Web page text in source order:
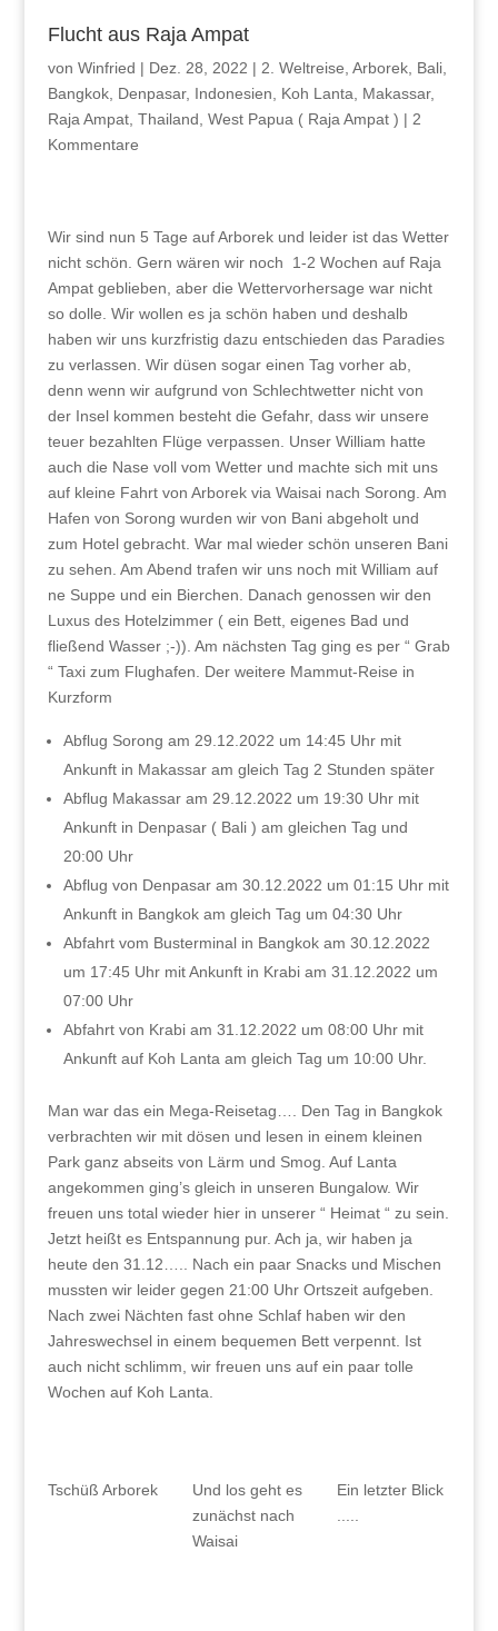
Flucht aus Raja Ampat
von Winfried | Dez. 28, 2022 | 2. Weltreise Arborek, Bali,
Bangkok, Denpasar, Indonesien Koh Lanta Makassar,
Raja Ampat, Thailand West Papua ( Raja Ampat ) | 2
Kommentare
Wir sind nun 5 Tage auf Arborek und leider ist das Wetter
nicht schön. Gern wären wir noch 1-2 Wochen auf Raja
Ampat geblieben, aber die Wettervorhersage war nicht
so dolle. Wir wollen es ja schön haben und deshalb
haben wir uns kurzfristig dazu entschieden das Paradies
zu verlassen. Wir düsen sogar einen Tag vorher ab,
denn wenn wir aufgrund von Schlechtwetter nicht von
der Insel kommen besteht die Gefahr, dass wir unsere
teuer bezahlten Flüge verpassen. Unser William hatte
auch die Nase voll vom Wetter und machte sich mit uns
auf kleine Fahrt von Arborek via Waisai nach Sorong. Am
Hafen von Sorong wurden wir von Bani abgeholt und
zum Hotel gebracht. War mal wieder schön unseren Bani
zu sehen. Am Abend trafen wir uns noch mit William auf
ne Suppe und ein Bierchen. Danach genossen wir den
Luxus des Hotelzimmer ( ein Bett, eigenes Bad und
fließend Wasser ;-)). Am nächsten Tag ging es per “ Grab
“ Taxi zum Flughafen. Der weitere Mammut-Reise in
Kurzform
Abflug Sorong am 29.12.2022 um 14:45 Uhr mit
Ankunft in Makassar am gleich Tag 2 Stunden später
Abflug Makassar am 29.12.2022 um 19:30 Uhr mit
Ankunft in Denpasar ( Bali ) am gleichen Tag und
20:00 Uhr
Abflug von Denpasar am 30.12.2022 um 01:15 Uhr mit
Ankunft in Bangkok am gleich Tag um 04:30 Uhr
Abfahrt vom Busterminal in Bangkok am 30.12.2022
um 17:45 Uhr mit Ankunft in Krabi am 31.12.2022 um
07:00 Uhr
Abfahrt von Krabi am 31.12.2022 um 08:00 Uhr mit
Ankunft auf Koh Lanta am gleich Tag um 10:00 Uhr.
Man war das ein Mega-Reisetag…. Den Tag in Bangkok
verbrachten wir mit dösen und lesen in einem kleinen
Park ganz abseits von Lärm und Smog. Auf Lanta
angekommen ging’s gleich in unseren Bungalow. Wir
freuen uns total wieder hier in unserer “ Heimat “ zu sein.
Jetzt heißt es Entspannung pur. Ach ja, wir haben ja
heute den 31.12….. Nach ein paar Snacks und Mischen
mussten wir leider gegen 21:00 Uhr Ortszeit aufgeben.
Nach zwei Nächten fast ohne Schlaf haben wir den
Jahreswechsel in einem bequemen Bett verpennt. Ist
auch nicht schlimm, wir freuen uns auf ein paar tolle
Wochen auf Koh Lanta.
Tschüß Arborek
Und los geht es
zunächst nach
Waisai
Ein letzter Blick